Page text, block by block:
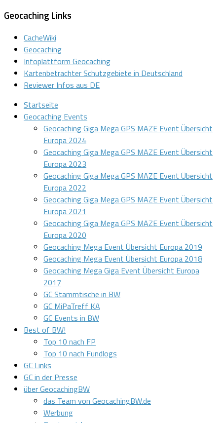
Geocaching Links
CacheWiki
Geocaching
Infoplattform Geocaching
Kartenbetrachter Schutzgebiete in Deutschland
Reviewer Infos aus DE
Startseite
Geocaching Events
Geocaching Giga Mega GPS MAZE Event Übersicht
Europa 2024
Geocaching Giga Mega GPS MAZE Event Übersicht
Europa 2023
Geocaching Giga Mega GPS MAZE Event Übersicht
Europa 2022
Geocaching Giga Mega GPS MAZE Event Übersicht
Europa 2021
Geocaching Giga Mega GPS MAZE Event Übersicht
Europa 2020
Geocaching Mega Event Übersicht Europa 2019
Geocaching Mega Event Übersicht Europa 2018
Geocaching Mega Giga Event Übersicht Europa
2017
GC Stammtische in BW
GC MiPaTreff KA
GC Events in BW
Best of BW!
Top 10 nach FP
Top 10 nach Fundlogs
GC Links
GC in der Presse
über GeocachingBW
das Team von GeocachingBW.de
Werbung